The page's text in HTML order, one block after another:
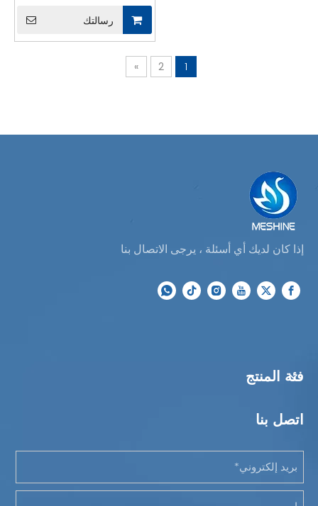
المقطوع بالبطاقة مع غطاء
رسالتك
1
2
»
إذا كان لديك أي أسئلة ، يرجى الاتصال بنا
فئة المنتج
اتصل بنا